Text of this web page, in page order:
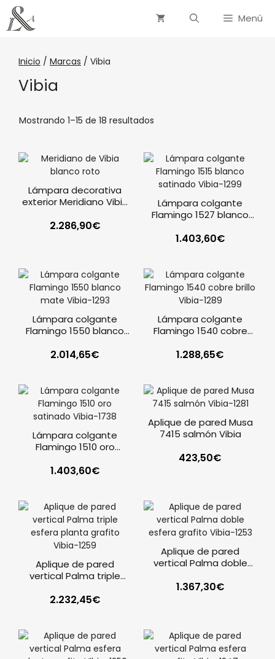
Menú
Inicio / Marcas / Vibia
Vibia
Mostrando 1–15 de 18 resultados
Lámpara decorativa
exterior Meridiano Vibia
2.286,90€
Lámpara colgante
Flamingo 1527 blanco
1.403,60€
Lámpara colgante
Flamingo 1550 blanco
2.014,65€
Lámpara colgante
Flamingo 1540 cobre
1.288,65€
Lámpara colgante
Flamingo 1510 oro
1.403,60€
Aplique de pared Musa
7415 salmón Vibia
423,50€
Aplique de pared
vertical Palma triple
Vibia
2.232,45€
Aplique de pared
vertical Palma doble
1.367,30€